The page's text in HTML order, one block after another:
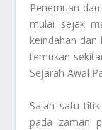
Penemuan
mulai sejak
keindahan
temukan
Sejarah Awal
Salah satu
pada zaman